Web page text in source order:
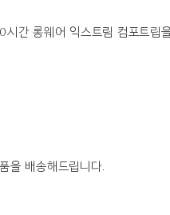
간 롱웨어 익스트림 컴포트립
을 배송해드립니다.